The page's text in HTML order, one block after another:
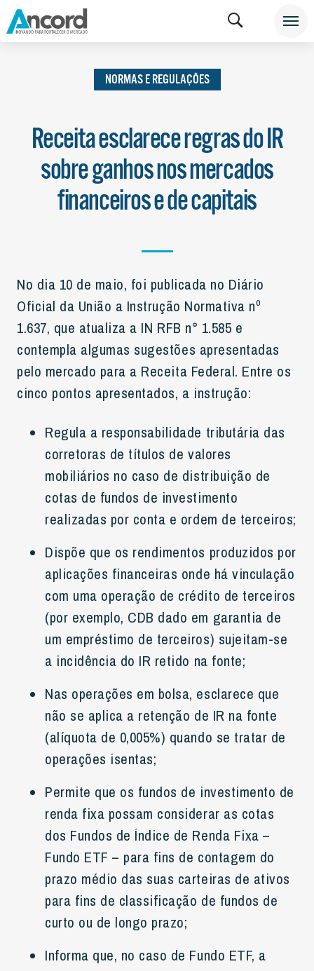
INSTITUCIONAL
NORMAS E
REGULAÇÕES
NORMAS E REGULAÇÕES
Receita esclarece regras do IR
sobre ganhos nos mercados
financeiros e de capitais
No dia 10 de maio, foi publicada no Diário
Oficial da União a Instrução Normativa nº
1.637, que atualiza a IN RFB n° 1.585 e
contempla algumas sugestões apresentadas
pelo mercado para a Receita Federal. Entre os
cinco pontos apresentados, a instrução:
Regula a responsabilidade tributária das
corretoras de títulos de valores
mobiliários no caso de distribuição de
cotas de fundos de investimento
realizadas por conta e ordem de terceiros;
Dispõe que os rendimentos produzidos por
aplicações financeiras onde há vinculação
com uma operação de crédito de terceiros
(por exemplo, CDB dado em garantia de
um empréstimo de terceiros) sujeitam-se
a incidência do IR retido na fonte;
Nas operações em bolsa, esclarece que
não se aplica a retenção de IR na fonte
(alíquota de 0,005%) quando se tratar de
operações isentas;
Permite que os fundos de investimento de
renda fixa possam considerar as cotas
dos Fundos de Índice de Renda Fixa –
Fundo ETF – para fins de contagem do
prazo médio das suas carteiras de ativos
para fins de classificação de fundos de
curto ou de longo prazo;
Informa que, no caso de Fundo ETF, a